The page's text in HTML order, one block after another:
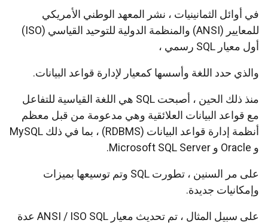
في أوائل الثمانينيات ، نشر المعهد الوطني الأمريكي
للمعايير (ANSI) والمنظمة الدولية للتوحيد القياسي (ISO)
أول معيار SQL رسمي ،
والذي حدد اللغة وأسسها كمعيار لإدارة قواعد البيانات.
منذ ذلك الحين ، أصبحت SQL هي اللغة القياسية للتفاعل
مع قواعد البيانات العلائقية وهي مدعومة من قبل معظم
أنظمة إدارة قواعد البيانات (RDBMS) ، بما في ذلك MySQL
و Oracle و Microsoft SQL Server.
على مر السنين ، تطورت SQL وتم توسيعها بميزات
وإمكانيات جديدة.
على سبيل المثال ، تم تحديث معيار ANSI / ISO SQL عدة